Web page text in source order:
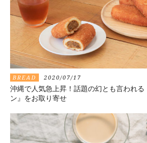
BREAD 2020/07/17
沖縄で人気急上昇！話題の幻とも言われ
ン』をお取り寄せ